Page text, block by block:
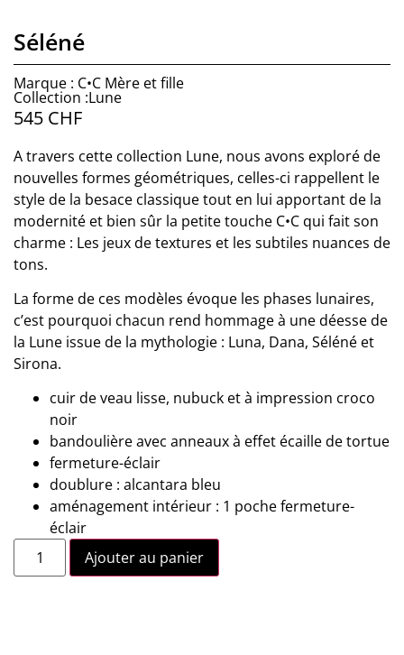
Séléné
Marque : C•C Mère et fille
Collection :Lune
545 CHF
A travers cette collection Lune, nous avons exploré de
nouvelles formes géométriques, celles-ci rappellent le
style de la besace classique tout en lui apportant de la
modernité et bien sûr la petite touche C•C qui fait son
charme : Les jeux de textures et les subtiles nuances de
tons.
La forme de ces modèles évoque les phases lunaires,
c’est pourquoi chacun rend hommage à une déesse de
la Lune issue de la mythologie : Luna, Dana, Séléné et
Sirona.
cuir de veau lisse, nubuck et à impression croco
noir
bandoulière avec anneaux à effet écaille de tortue
fermeture-éclair
doublure : alcantara bleu
aménagement intérieur : 1 poche fermeture-
éclair
Ajouter au panier